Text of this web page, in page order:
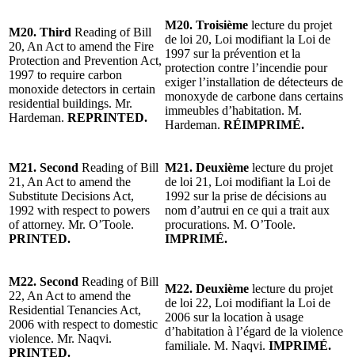
M20. Third Reading of Bill
20, An Act to amend the Fire
Protection and Prevention Act,
1997 to require carbon
monoxide detectors in certain
residential buildings. Mr.
Hardeman. REPRINTED.
M20. Troisième lecture du projet
de loi 20, Loi modifiant la Loi de
1997 sur la prévention et la
protection contre l’incendie pour
exiger l’installation de détecteurs de
monoxyde de carbone dans certains
immeubles d’habitation. M.
Hardeman. RÉIMPRIMÉ.
M21. Second Reading of Bill
21, An Act to amend the
Substitute Decisions Act,
1992 with respect to powers
of attorney. Mr. O’Toole.
PRINTED.
M21. Deuxième lecture du projet
de loi 21, Loi modifiant la Loi de
1992 sur la prise de décisions au
nom d’autrui en ce qui a trait aux
procurations. M. O’Toole.
IMPRIMÉ.
M22. Second Reading of Bill
22, An Act to amend the
Residential Tenancies Act,
2006 with respect to domestic
violence. Mr. Naqvi.
PRINTED.
M22. Deuxième lecture du projet
de loi 22, Loi modifiant la Loi de
2006 sur la location à usage
d’habitation à l’égard de la violence
familiale. M. Naqvi. IMPRIMÉ.